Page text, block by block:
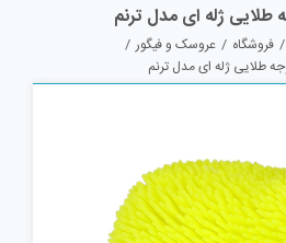
ژله ای مدل ترنم
/ فروشگاه / عروسک و فیگور /
طلایی ژله ای مدل ترنم